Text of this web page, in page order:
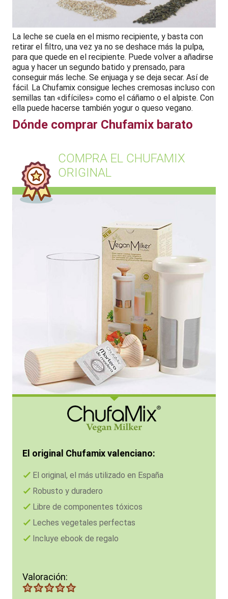
La leche se cuela en el mismo recipiente, y basta con
retirar el filtro, una vez ya no se deshace más la pulpa,
para que quede en el recipiente. Puede volver a añadirse
agua y hacer un segundo batido y prensado, para
conseguir más leche. Se enjuaga y se deja secar. Así de
fácil. La Chufamix consigue leches cremosas incluso con
semillas tan «difíciles» como el cáñamo o el alpiste. Con
ella puede hacerse también yogur o queso vegano.
Dónde comprar Chufamix barato
COMPRA EL CHUFAMIX
ORIGINAL
El original Chufamix valenciano:
El original, el más utilizado en España
Robusto y duradero
Libre de componentes tóxicos
Leches vegetales perfectas
Incluye ebook de regalo
Valoración: